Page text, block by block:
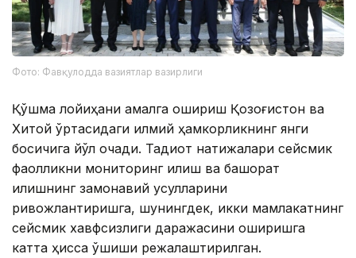
Фото: Фавқулодда вазиятлар вазирлиги
Қўшма лойиҳани амалга ошириш Қозоғистон ва
Хитой ўртасидаги илмий ҳамкорликнинг янги
босқичига йўл очади. Тадқиқот натижалари сейсмик
фаолликни мониторинг қилиш ва башорат
қилишнинг замонавий усулларини
ривожлантиришга, шунингдек, икки мамлакатнинг
сейсмик хавфсизлиги даражасини оширишга
катта ҳисса қўшиши режалаштирилган.